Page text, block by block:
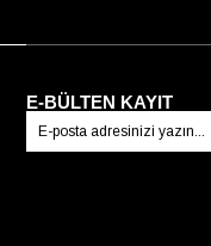
E-BÜLTEN KAYIT